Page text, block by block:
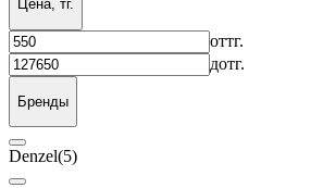
Цена, тг.
оттг.
дотг.
Бренды
Denzel(5)